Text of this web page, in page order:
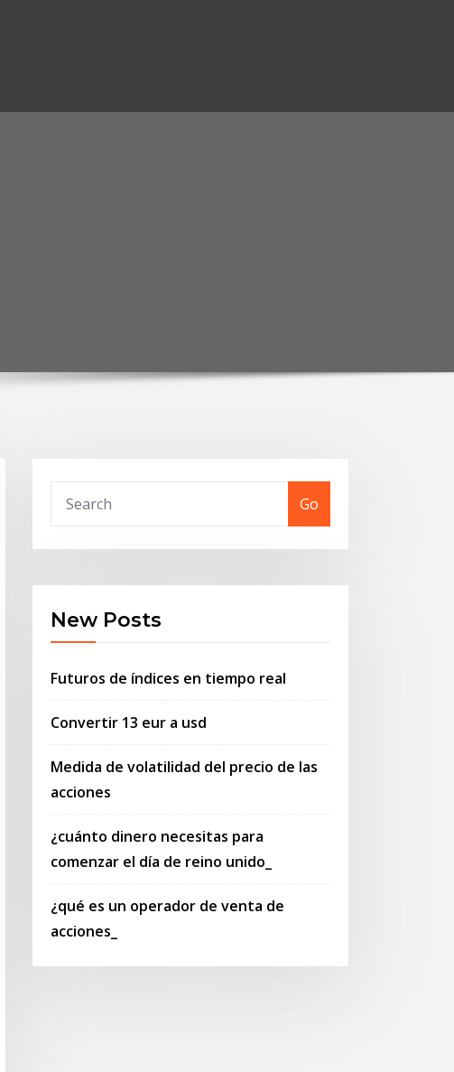
Go
New Posts
Futuros de índices en tiempo real
Convertir 13 eur a usd
Medida de volatilidad del precio de las
acciones
¿cuánto dinero necesitas para
comenzar el día de reino unido_
¿qué es un operador de venta de
acciones_